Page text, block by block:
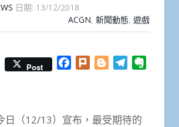
日期: 13/12/2018
ACGN, 新聞動態, 遊戲
Post Facebook
Plurk BloggerTelegram
日（12/13）宣布，最受期待的